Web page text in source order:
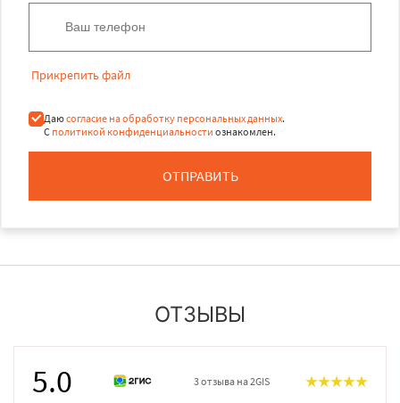
ОТПРАВИТЬ
Прикрепить файл
Даюсогласие на обработку персональных данных.
С политикой конфиденциальности ознакомлен.
ОТЗЫВЫ
5.0 3 отзыва на 2GIS